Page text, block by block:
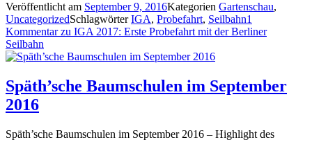
Veröffentlicht am September 9, 2016Kategorien Gartenschau,
UncategorizedSchlagwörterIGA, Probefahrt, Seilbahn1
Kommentarzu IGA 2017: Erste Probefahrt mit der Berliner
Seilbahn
Späth’sche Baumschulen im September
2016
Späth’sche Baumschulen im September 2016 ­– Highlight des